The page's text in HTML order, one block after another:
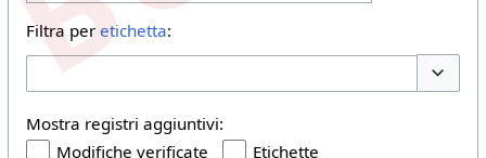
Filtra per etichetta:
Mostra registri aggiuntivi:
Modifiche verificate
Etichette